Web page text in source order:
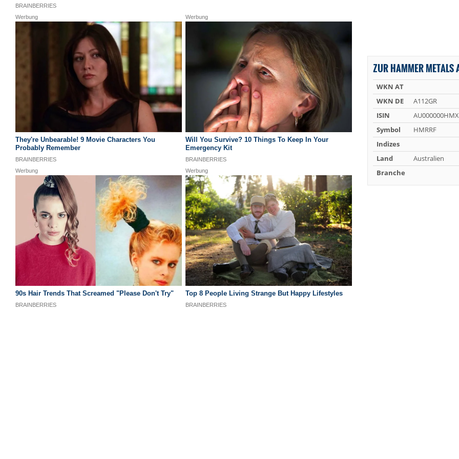
ZUR HAMMER METALS
WKN AT
WKN DE
A112GR
ISIN
Symbol
HMRRF
Indizes
Land
Australien
Branche